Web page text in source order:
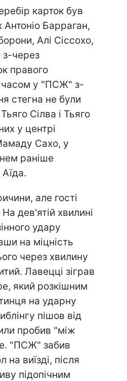
карток був
Антоніо Барраган,
Алі Сіссохо,
з-через
правого
часом у "ПСЖ" з-
стегна не були
Сілва і Тьяго
у центрі
Сахо, у
раніше
але гості
дев'ятій хвилині
удару
на міцність
через хвилину
Лавецці зіграв
який розкішним
на ударну
пішов від
пробив "між
"ПСЖ" забив
на виїзді, після
підопічним